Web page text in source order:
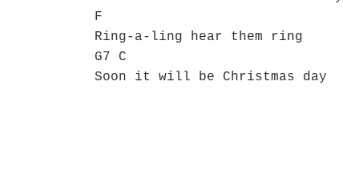
F
Ring-a-ling hear them ring
G7 C
Soon it will be Christmas day